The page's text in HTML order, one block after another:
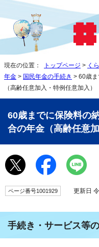
現在の位置： トップページ > く
年金 > 国民年金の手続き > 60歳
（高齢任意加入・特例任意加入）
60歳までに保険料の
合の年金（高齢任意
ページ番号1001929 更新日 令
手続き・サービス等